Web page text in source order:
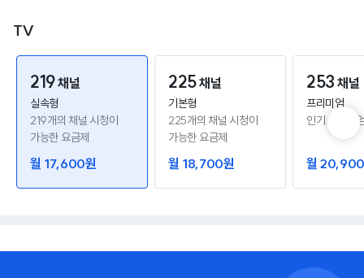
TV
219채널
실속형
219개의 채널 시청이
가능한 요금제
월 17,600원
225채널
기본형
225개의 채널 시청이
가능한 요금제
월 18,700원
253 채널
프리미엄
인기 프리미
월